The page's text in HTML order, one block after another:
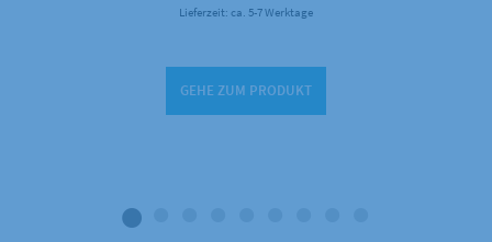
Lieferzeit: ca. 5-7 Werktage
GEHE ZUM PRODUKT